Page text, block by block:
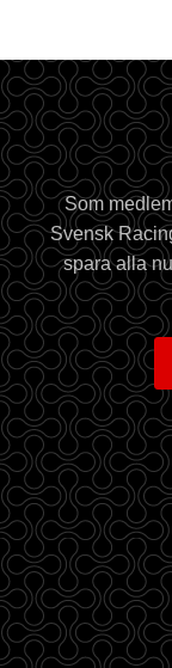
Som
Svensk
spara alla